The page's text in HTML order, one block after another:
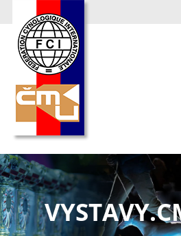
VYSTAVY.